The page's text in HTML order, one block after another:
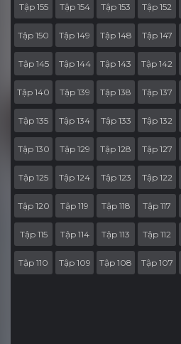
Tập 155 Tập 154 Tập 153 Tập 152
Tập 150 Tập 149 Tập 148 Tập 147
Tập 145 Tập 144 Tập 143 Tập 142
Tập 140 Tập 139 Tập 138 Tập 137
Tập 135 Tập 134 Tập 133 Tập 132
Tập 130 Tập 129 Tập 128 Tập 127
Tập 125 Tập 124 Tập 123 Tập 122
Tập 120 Tập 119 Tập 118 Tập 117
Tập 115 Tập 114 Tập 113 Tập 112
Tập 110 Tập 109 Tập 108 Tập 107